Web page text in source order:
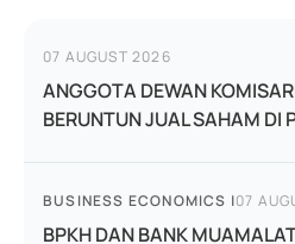
07 AUGUST 2026
ANGGOTA DEWAN
BERUNTUN JUAL SAHAM DI
BUSINESS ECONOMICS |07
BPKH DAN BANK